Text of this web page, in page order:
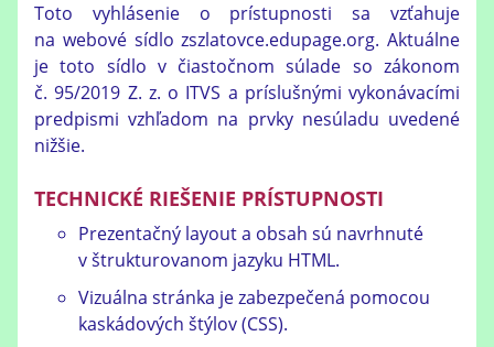
Toto vyhlásenie o prístupnosti sa vzťahuje
na webové sídlo zszlatovce.edupage.org. Aktuálne
je toto sídlo v čiastočnom súlade so zákonom
č. 95/2019 Z. z. o ITVS a príslušnými vykonávacími
predpismi vzhľadom na prvky nesúladu uvedené
nižšie.
TECHNICKÉ RIEŠENIE PRÍSTUPNOSTI
Prezentačný layout a obsah sú navrhnuté
v štrukturovanom jazyku HTML.
Vizuálna stránka je zabezpečená pomocou
kaskádových štýlov (CSS).